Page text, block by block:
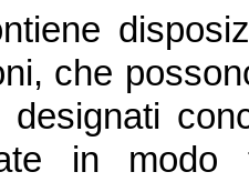
che
in modo